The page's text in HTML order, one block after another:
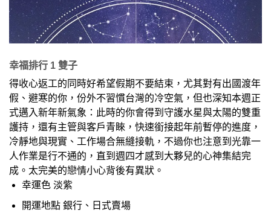
幸福排行 1 雙子
得收心返工的同時好希望假期不要結束，尤其對有出國渡年
假、避寒的你，份外不習慣台灣的冷空氣，但也深知本週正
式邁入新年新氣象：此時的你會得到守護水星與太陽的雙重
護持，還有主管與客戶青睞，快速銜接起年前暫停的進度，
冷靜地與現實、工作場合無縫接軌，不過你也注意到光靠一
人作業是行不通的，直到週四才感到大夥兒的心神集結完
成。太完美的戀情小心背後有異狀。
幸運色 淡紫
開運地點 銀行、日式賣場